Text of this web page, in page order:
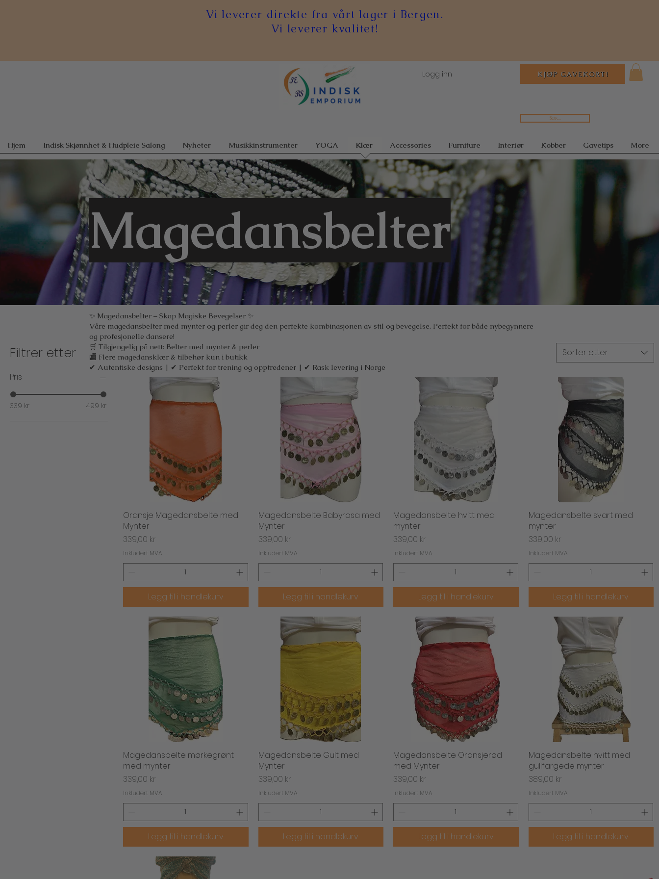
Vi leverer direkte fra vårt lager i Bergen.
Vi leverer kvalitet!
Logg inn KJØP GAVEKORT!
Søk...
Hjem Indisk Skjønnhet & Hudpleie Salong Nyheter Musikkinstrumenter YOGA Klær Accessories Furniture Interiør Kobber Gavetips More
Magedansbelter
Filtrer etter
Pris
339 kr 499 kr
Sorter etter
Hurtigvisning
Oransje Magedansbelte med
Mynter
Pris
339,00 kr
Inkludert MVA
Legg til i handlekurv
Hurtigvisning
Magedansbelte Babyrosa med
Mynter
Pris
339,00 kr
Inkludert MVA
Legg til i handlekurv
Hurtigvisning
Magedansbelte hvitt med
mynter
Pris
339,00 kr
Inkludert MVA
Legg til i handlekurv
Hurtigvisning
Magedansbelte svart med
mynter
Pris
339,00 kr
Inkludert MVA
Legg til i handlekurv
Hurtigvisning
Magedansbelte mørkegrønt
med mynter
Pris
339,00 kr
Inkludert MVA
Legg til i handlekurv
Hurtigvisning
Magedansbelte Gult med
Mynter
Pris
339,00 kr
Inkludert MVA
Legg til i handlekurv
Hurtigvisning
Magedansbelte Oransjerød
med Mynter
Pris
339,00 kr
Inkludert MVA
Legg til i handlekurv
Hurtigvisning
Magedansbelte hvitt med
gullfargede mynter
Pris
389,00 kr
Inkludert MVA
Legg til i handlekurv
✨ Magedansbelter – Skap Magiske Bevegelser ✨
Våre magedansbelter med mynter og perler gir deg den perfekte kombinasjonen av stil og bevegelse. Perfekt for både nybegynnere
og profesjonelle dansere!
🛒 Tilgjengelig på nett: Belter med mynter & perler
🏬 Flere magedansklær & tilbehør kun i butikk
✔ Autentiske designs | ✔ Perfekt for trening og opptredener | ✔ Rask levering i Norge